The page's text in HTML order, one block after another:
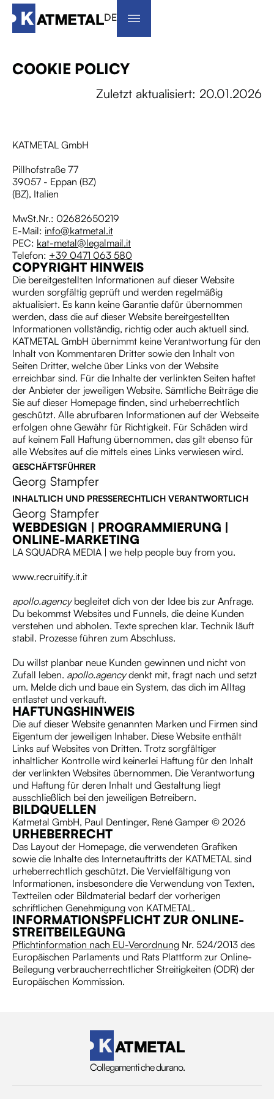
DE
COOKIE POLICY
Zuletzt aktualisiert: 20.01.2026
KATMETAL GmbH
Pillhofstraße 77
39057 - Eppan (BZ)
(BZ), Italien
MwSt.Nr.: 02682650219
E-Mail: info@katmetal.it
PEC: kat-metal@legalmail.it
Telefon: +39 0471 063 580
COPYRIGHT HINWEIS
Die bereitgestellten Informationen auf dieser Website
wurden sorgfältig geprüft und werden regelmäßig
aktualisiert. Es kann keine Garantie dafür übernommen
werden, dass die auf dieser Website bereitgestellten
Informationen vollständig, richtig oder auch aktuell sind.
KATMETAL GmbH übernimmt keine Verantwortung für den
Inhalt von Kommentaren Dritter sowie den Inhalt von
Seiten Dritter, welche über Links von der Website
erreichbar sind. Für die Inhalte der verlinkten Seiten haftet
der Anbieter der jeweiligen Website. Sämtliche Beiträge die
Sie auf dieser Homepage finden, sind urheberrechtlich
geschützt. Alle abrufbaren Informationen auf der Webseite
erfolgen ohne Gewähr für Richtigkeit. Für Schäden wird
auf keinem Fall Haftung übernommen, das gilt ebenso für
alle Websites auf die mittels eines Links verwiesen wird.
GESCHÄFTSFÜHRER
Georg Stampfer
INHALTLICH UND PRESSERECHTLICH VERANTWORTLICH
Georg Stampfer
WEBDESIGN | PROGRAMMIERUNG |
ONLINE-MARKETING
LA SQUADRA MEDIA | we help people buy from you.
www.recruitify.it.it
apollo.agency begleitet dich von der Idee bis zur Anfrage.
Du bekommst Websites und Funnels, die deine Kunden
verstehen und abholen. Texte sprechen klar. Technik läuft
stabil. Prozesse führen zum Abschluss.
Du willst planbar neue Kunden gewinnen und nicht von
Zufall leben. apollo.agencydenkt mit, fragt nach und setzt
um. Melde dich und baue ein System, das dich im Alltag
entlastet und verkauft.
HAFTUNGSHINWEIS
Die auf dieser Website genannten Marken und Firmen sind
Eigentum der jeweiligen Inhaber. Diese Website enthält
Links auf Websites von Dritten. Trotz sorgfältiger
inhaltlicher Kontrolle wird keinerlei Haftung für den Inhalt
der verlinkten Websites übernommen. Die Verantwortung
und Haftung für deren Inhalt und Gestaltung liegt
ausschließlich bei den jeweiligen Betreibern.
BILDQUELLEN
Katmetal GmbH, Paul Dentinger, René Gamper © 2026
URHEBERRECHT
Das Layout der Homepage, die verwendeten Grafiken
sowie die Inhalte des Internetauftritts der KATMETAL sind
urheberrechtlich geschützt. Die Vervielfältigung von
Informationen, insbesondere die Verwendung von Texten,
Textteilen oder Bildmaterial bedarf der vorherigen
schriftlichen Genehmigung von KATMETAL.
INFORMATIONSPFLICHT ZUR ONLINE-
STREITBEILEGUNG
Pflichtinformation nach EU-Verordnung Nr. 524/2013 des
Europäischen Parlaments und Rats Plattform zur Online-
Beilegung verbraucherrechtlicher Streitigkeiten (ODR) der
Europäischen Kommission.
Collegamenti che durano.